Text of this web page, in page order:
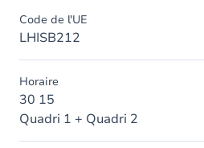
Code de l'UE
LHISB212
Horaire
30 15
Quadri 1 + Quadri 2